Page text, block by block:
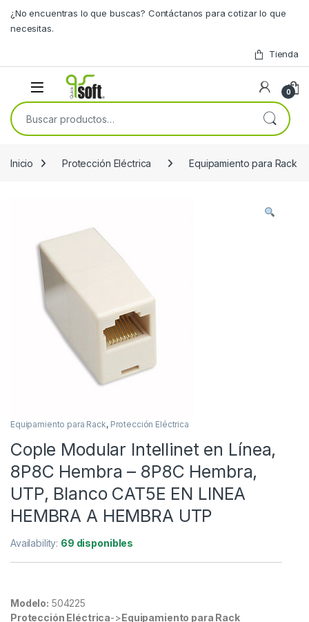
¿No encuentras lo que buscas? Contáctanos para cotizar lo que
necesitas.
Tienda
0
Buscar por:
Inicio Protección Eléctrica Equipamiento para Rack
Equipamiento para Rack, Protección Eléctrica
Cople Modular Intellinet en Línea,
8P8C Hembra – 8P8C Hembra,
UTP, Blanco CAT5E EN LINEA
HEMBRA A HEMBRA UTP
Availability: 69 disponibles
Modelo: 504225
Protección Eléctrica->Equipamiento para Rack